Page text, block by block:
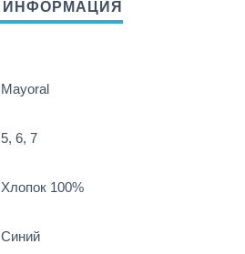
Mayoral
5, 6, 7
Хлопок 100%
Синий